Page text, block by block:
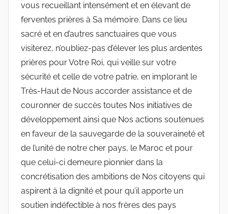
vous recueillant intensément et en élevant de
ferventes prières à Sa mémoire. Dans ce lieu
sacré et en d’autres sanctuaires que vous
visiterez, n’oubliez-pas d’élever les plus ardentes
prières pour Votre Roi, qui veille sur votre
sécurité et celle de votre patrie, en implorant le
Très-Haut de Nous accorder assistance et de
couronner de succès toutes Nos initiatives de
développement ainsi que Nos actions soutenues
en faveur de la sauvegarde de la souveraineté et
de l’unité de notre cher pays, le Maroc et pour
que celui-ci demeure pionnier dans la
concrétisation des ambitions de Nos citoyens qui
aspirent à la dignité et pour qu’il apporte un
soutien indéfectible à nos frères des pays